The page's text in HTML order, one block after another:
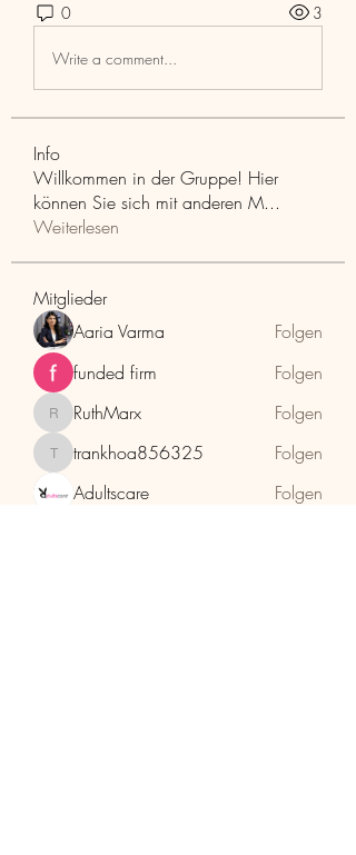
0 3
Write a comment...
Info
Willkommen in der Gruppe! Hier
können Sie sich mit anderen M...
Weiterlesen
Mitglieder
Aaria Varma
Folgen
funded firm
Folgen
RuthMarx
RuthMarx Folgen
trankhoa856325
trankhoa856325
Folgen
Adultscare
Folgen